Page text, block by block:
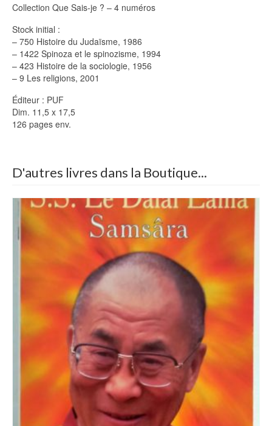
Collection Que Sais-je ? – 4 numéros
Stock initial :
– 750 Histoire du Judaïsme, 1986
– 1422 Spinoza et le spinozisme, 1994
– 423 Histoire de la sociologie, 1956
– 9 Les religions, 2001
Éditeur : PUF
Dim. 11,5 x 17,5
126 pages env.
D'autres livres dans la Boutique...